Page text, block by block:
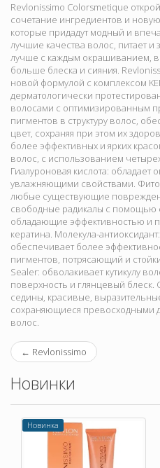
Revlonissimo Colorsmetique
сочетание ингредиентов и новую
которые придадут модный и
лучшие качества волос, питает и
лучше с каждым окрашиванием,
больше блеска и сияния.
новой формулой с комплексом
дерматологически
волосами с оптимизированным
пигментов в структуру волос,
цвет, сохраняя при этом их
более эффективных и ярких
волос, с использованием
Гиалуроновая кислота:
увлажняющими свойствами.
любые существующие
свободные радикалы с помощью
обладающие эффективностью и
кератина. Молекула-
обеспечивает более
пигментов, потрясающий и
Sealer: обволакивает кутикулу
поверхность и глянцевый
седины, красивые,
сохраняющиеся превосходными
волос.
← Revlonissimo
Новинки
Новинка